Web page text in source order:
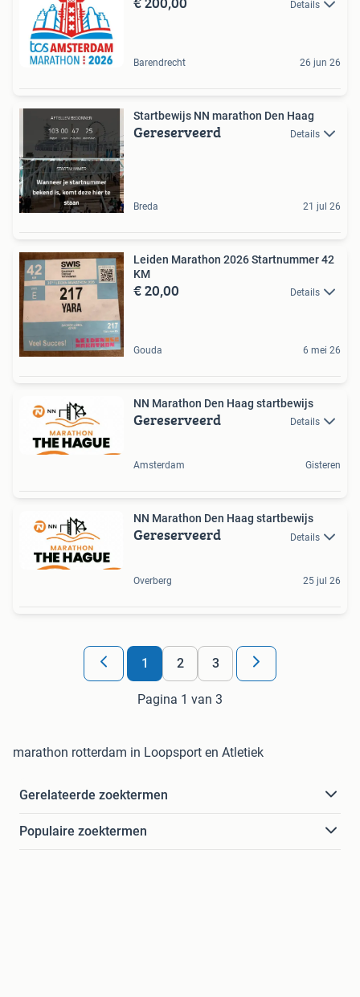
Details
Barendrecht 26 jun 26
Startbewijs NN marathon Den Haag
Gereserveerd Details
Breda 21 jul 26
Leiden Marathon 2026 Startnummer 42
KM
€ 20,00 Details
Gouda 6 mei 26
NN Marathon Den Haag startbewijs
Gereserveerd Details
Amsterdam Gisteren
NN Marathon Den Haag startbewijs
Gereserveerd Details
Overberg 25 jul 26
1 2 3
Pagina 1 van 3
marathon rotterdam in Loopsport en Atletiek
Gerelateerde zoektermen
Populaire zoektermen